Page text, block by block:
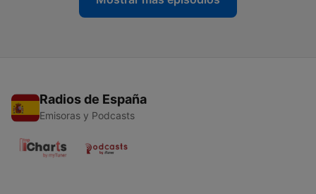
Radios de España
Emisoras y Podcasts